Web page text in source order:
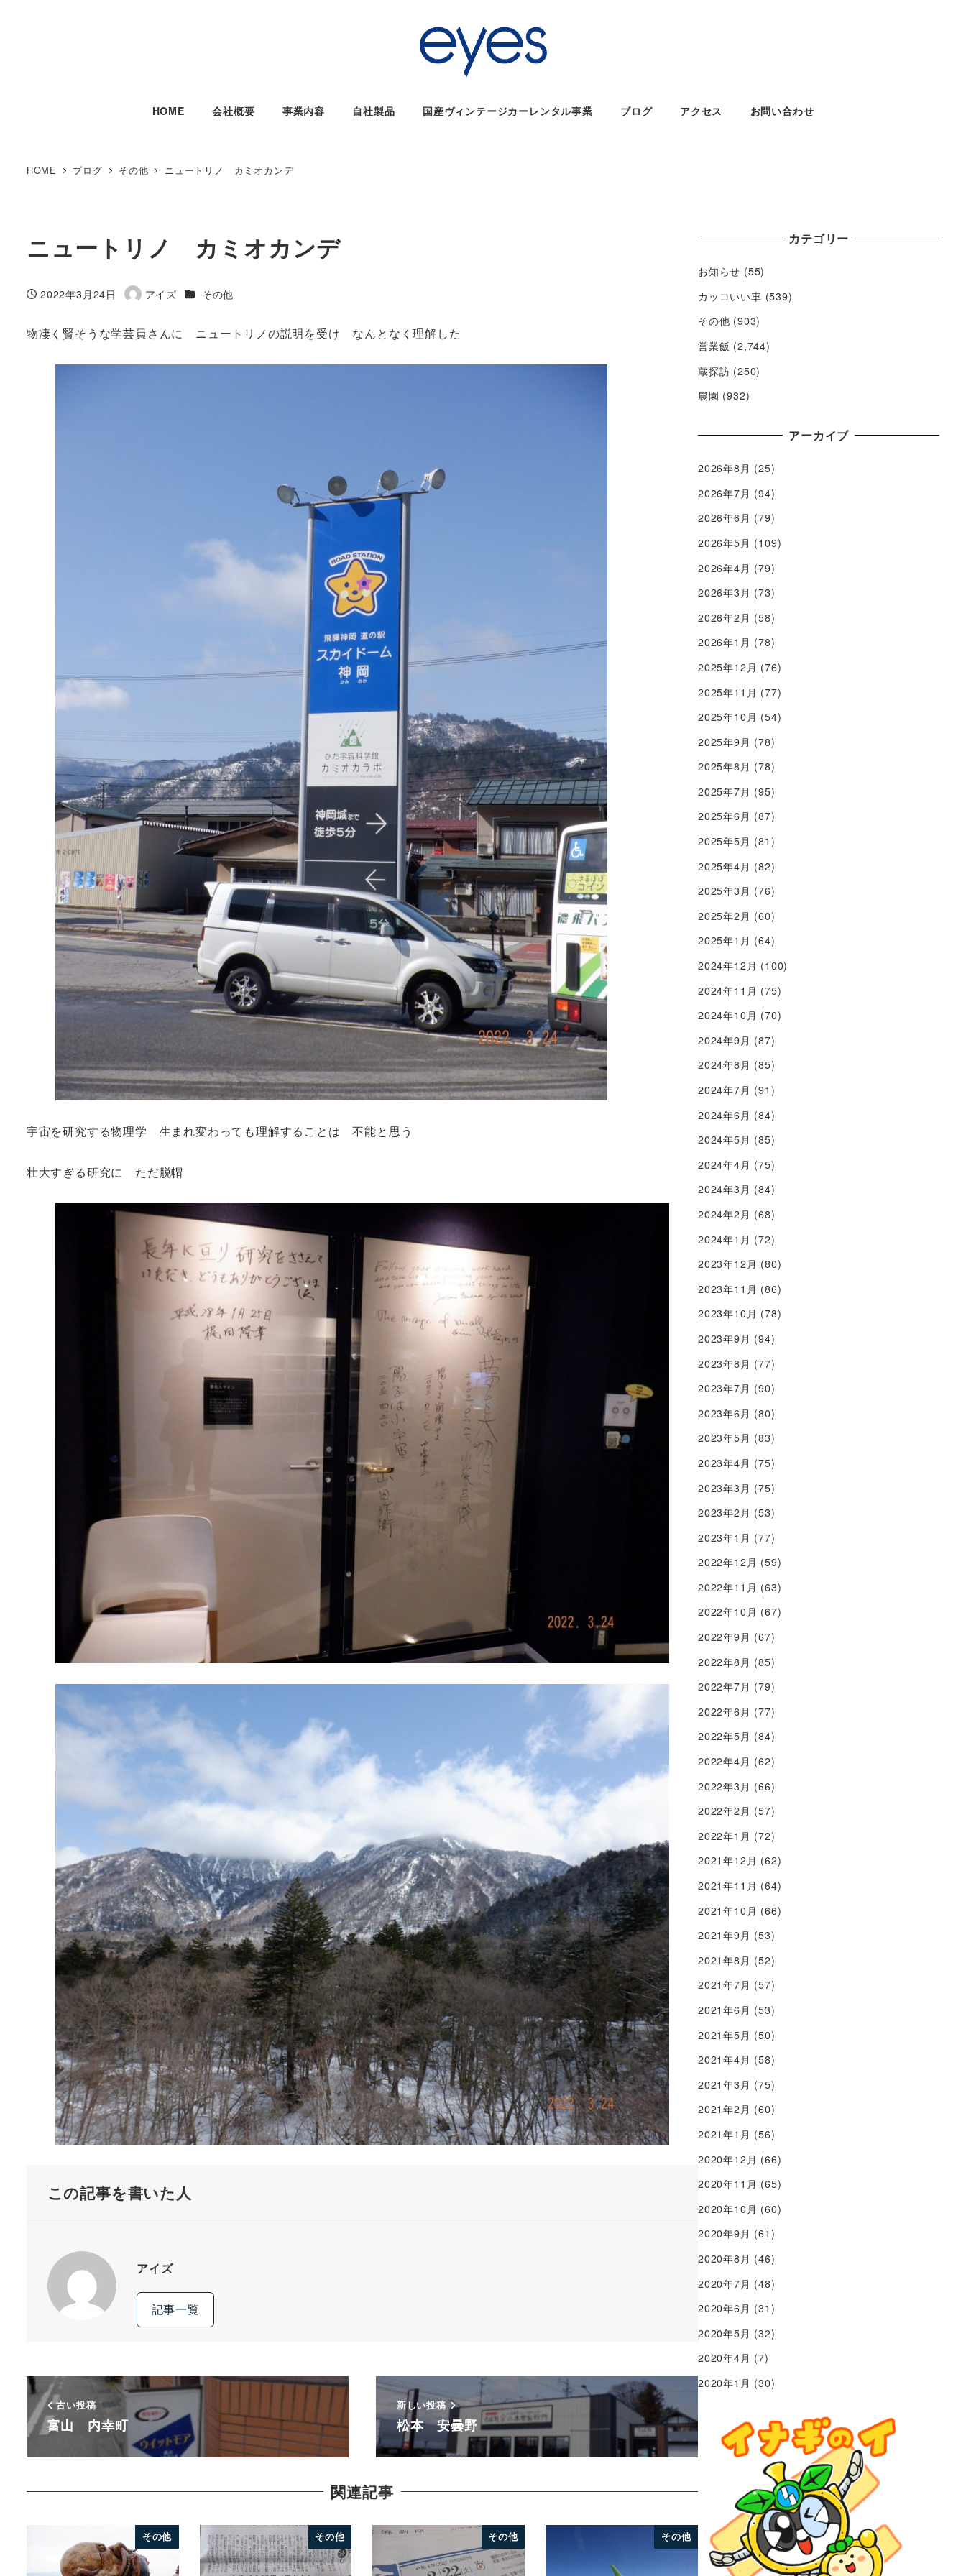
HOME 会社概要 事業内容 自社製品 国産ヴィンテージカーレンタル事業 ブログ アクセス お問い合わせ
HOME ブログ その他 ニュートリノ カミオカンデ
ニュートリノ カミオカンデ
投稿日
2022年3月24日
著
アイズ カテゴリー
その他
物凄く賢そうな学芸員さんに ニュートリノの説明を受け なんとなく理解した
宇宙を研究する物理学 生まれ変わっても理解することは 不能と思う
壮大すぎる研究に ただ脱帽
この記事を書いた人
アイズ
記事一覧
古い投稿
富山 内幸町
新しい投稿
松本 安曇野
関連記事
その他 その他 その他 その他
カテゴリー
お知らせ (55)
カッコいい車 (539)
その他 (903)
営業飯 (2,744)
蔵探訪 (250)
農園 (932)
アーカイブ
2026年8月 (25)
2026年7月 (94)
2026年6月 (79)
2026年5月 (109)
2026年4月 (79)
2026年3月 (73)
2026年2月 (58)
2026年1月 (78)
2025年12月 (76)
2025年11月 (77)
2025年10月 (54)
2025年9月 (78)
2025年8月 (78)
2025年7月 (95)
2025年6月 (87)
2025年5月 (81)
2025年4月 (82)
2025年3月 (76)
2025年2月 (60)
2025年1月 (64)
2024年12月 (100)
2024年11月 (75)
2024年10月 (70)
2024年9月 (87)
2024年8月 (85)
2024年7月 (91)
2024年6月 (84)
2024年5月 (85)
2024年4月 (75)
2024年3月 (84)
2024年2月 (68)
2024年1月 (72)
2023年12月 (80)
2023年11月 (86)
2023年10月 (78)
2023年9月 (94)
2023年8月 (77)
2023年7月 (90)
2023年6月 (80)
2023年5月 (83)
2023年4月 (75)
2023年3月 (75)
2023年2月 (53)
2023年1月 (77)
2022年12月 (59)
2022年11月 (63)
2022年10月 (67)
2022年9月 (67)
2022年8月 (85)
2022年7月 (79)
2022年6月 (77)
2022年5月 (84)
2022年4月 (62)
2022年3月 (66)
2022年2月 (57)
2022年1月 (72)
2021年12月 (62)
2021年11月 (64)
2021年10月 (66)
2021年9月 (53)
2021年8月 (52)
2021年7月 (57)
2021年6月 (53)
2021年5月 (50)
2021年4月 (58)
2021年3月 (75)
2021年2月 (60)
2021年1月 (56)
2020年12月 (66)
2020年11月 (65)
2020年10月 (60)
2020年9月 (61)
2020年8月 (46)
2020年7月 (48)
2020年6月 (31)
2020年5月 (32)
2020年4月 (7)
2020年1月 (30)